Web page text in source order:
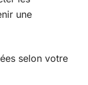
une
selon votre